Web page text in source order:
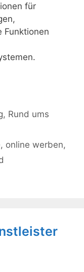
für
Funktionen
, Rund ums
, online werben,